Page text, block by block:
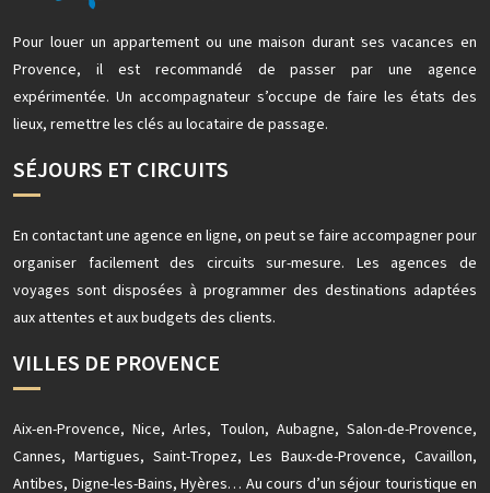
Pour louer un appartement ou une maison durant ses vacances en
Provence, il est recommandé de passer par une agence
expérimentée. Un accompagnateur s’occupe de faire les états des
lieux, remettre les clés au locataire de passage.
SÉJOURS ET CIRCUITS
En contactant une agence en ligne, on peut se faire accompagner pour
organiser facilement des circuits sur-mesure. Les agences de
voyages sont disposées à programmer des destinations adaptées
aux attentes et aux budgets des clients.
VILLES DE PROVENCE
Aix-en-Provence, Nice, Arles, Toulon, Aubagne, Salon-de-Provence,
Cannes, Martigues, Saint-Tropez, Les Baux-de-Provence, Cavaillon,
Antibes, Digne-les-Bains, Hyères… Au cours d’un séjour touristique en